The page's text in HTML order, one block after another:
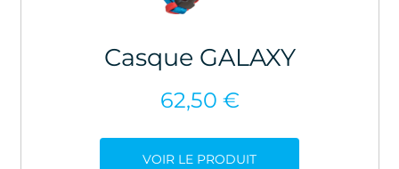
Casque GALAXY
62,50 €
VOIR LE PRODUIT